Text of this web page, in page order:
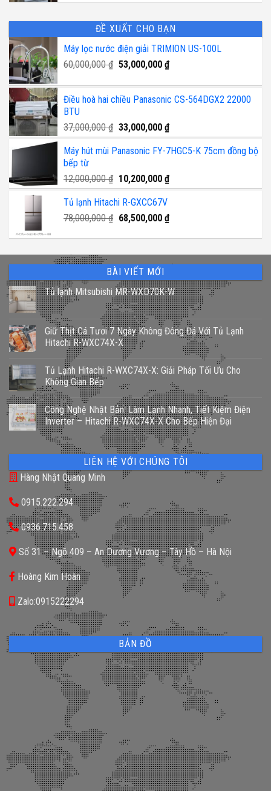
là:
30,500,000 ₫.
tại
là:
28,000,000 ₫.
ĐỀ XUẤT CHO BẠN
Máy lọc nước điện giải TRIMION US-100L
60,000,000₫ Giá
là:
60,000,000 ₫.
53,000,000 ₫Giá
tại
là:
Điều hoà hai chiều Panasonic CS-564DGX2 22000
BTU
37,000,000₫ Giá
gốc
là:
33,000,000 ₫Giá
hiện
tại
33,000,000 ₫.
Máy hút mùi Panasonic FY-7HGC5-K 75cm đồng bộ
bếp từ
12,000,000₫ Giá
gốc
là:
12,000,000 ₫.
10,200,000 ₫Giá
hiện
là:
Tủ lạnh Hitachi R-GXCC67V
78,000,000₫ Giá
là:
78,000,000 ₫.
68,500,000 ₫Giá
tại
là:
68,500,000 ₫.
BÀI VIẾT MỚI
Tủ lạnh Mitsubishi MR-WXD70K-W
Giữ Thịt Cá Tươi 7 Ngày Không Đông Đá Với Tủ Lạnh
Hitachi R-WXC74X-X
Tủ Lạnh Hitachi R-WXC74X-X: Giải Pháp Tối Ưu Cho
Không Gian Bếp
Công Nghệ Nhật Bản: Làm Lạnh Nhanh, Tiết Kiệm Điện
Inverter – Hitachi R-WXC74X-X Cho Bếp Hiện Đại
LIÊN HỆ VỚI CHÚNG TÔI
Hàng Nhật Quang Minh
0915.222.294
0936.715.458
Số 31 – Ngõ 409 – An Dương Vương – Tây Hồ – Hà Nội
Hoàng Kim Hoàn
Zalo:0915222294
BẢN ĐỒ